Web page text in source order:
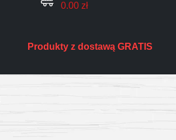
0.00 zł
Produkty z dostawą GRATIS